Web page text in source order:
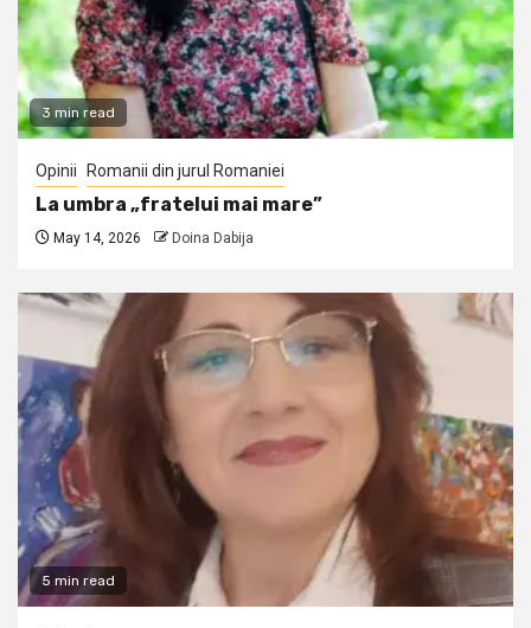
3 min read
Opinii Romanii din jurul Romaniei
La umbra „fratelui mai mare”
May 14, 2026 Doina Dabija
5 min read